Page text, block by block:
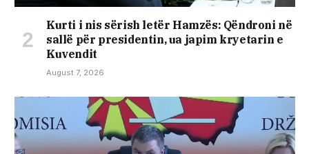
​Kurti i nis sërish letër Hamzës: Qëndroni në
sallë për presidentin, ua japim kryetarin e
Kuvendit
August 7, 2026